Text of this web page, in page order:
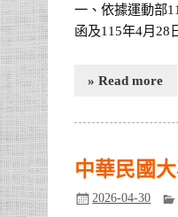
一、依據運動部
函及115年4月28
» Read more
中華民國
2026-04-30